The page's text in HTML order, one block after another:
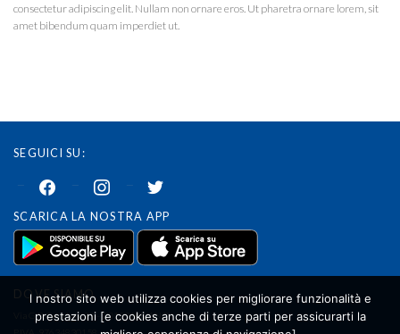
consectetur adipiscing elit. Nullam non ornare eros. Ut pharetra ornare lorem, sit
amet bibendum quam imperdiet ut.
SEGUICI SU:
facebook instagram twitter
SCARICA LA NOSTRA APP
DOVE SIAMO
Via G.B. Cassinis 33 – 20139 MILANO
l nostro sito web utilizza cookies per migliorare funzionalità e
prestazioni [e cookies anche di terze parti per assicurarti la